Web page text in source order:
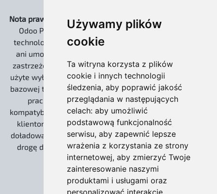
Używamy plików
cookie
Ta witryna korzysta z plików
cookie i innych technologii
śledzenia, aby poprawić jakość
przeglądania w następujących
celach: aby umożliwić
podstawową funkcjonalność
serwisu, aby zapewnić lepsze
wrażenia z korzystania ze strony
internetowej, aby zmierzyć Twoje
zainteresowanie naszymi
produktami i usługami oraz
personalizować interakcje
Nota prawna:
Strona www.odoo.com.pl oraz dystrybucja
Odoo Pro EXTREME są niezależnymi rozwiązaniami
technologicznymi. Nie jesteśmy powiązani kapitałowo
ani umową partnerską z Odoo S.A. Słowo „Odoo” jest
zastrzeżonym znakiem towarowym Odoo S.A. i zostało
użyte wyłącznie w celach informacyjnych, do określenia
bazowej technologii open source (Community), na której
pracujemy. Nasze wdrożenia zachowują 100%
kompatybilności z ekosystemem twórców, umożliwiając
klientom korzystanie z płatnych usług Odoo S.A. (np.
doładowania IAP dla leadów) oraz gwarantując otwartą
drogę do ewentualnej migracji na wersję Enterprise.